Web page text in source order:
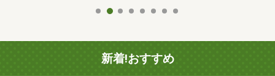
新着!おすすめ